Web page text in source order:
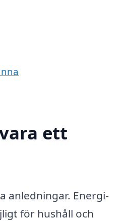
ett
anledningar. Energi-
för hushåll och